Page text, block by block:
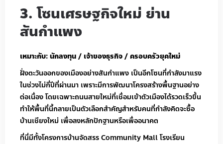
3. โซนเศรษฐกิจใหม่ ย่าน
สันกำแพง
เหมาะกับ: นักลงทุน / เจ้าของธุรกิจ / ครอบครัวยุคใหม่
ฝั่งตะวันออกของเมืองอย่างสันกำแพง เป็นอีกโซนที่กำลังมาแรง
ในช่วงไม่กี่ปีที่ผ่านมา เพราะมีการพัฒนาโครงสร้างพื้นฐานอย่าง
ต่อเนื่อง โดยเฉพาะถนนสายใหม่ที่เชื่อมเข้าตัวเมืองได้รวดเร็วขึ้น
ทำให้พื้นที่นี้กลายเป็นตัวเลือกสำคัญสำหรับคนที่กำลังคิดจะซื้อ
บ้านเชียงใหม่ เพื่อลงหลักปักฐานหรือเพื่ออนาคต
ที่นี่มีทั้งโครงการบ้านจัดสรร Community Mall โรงเรียน